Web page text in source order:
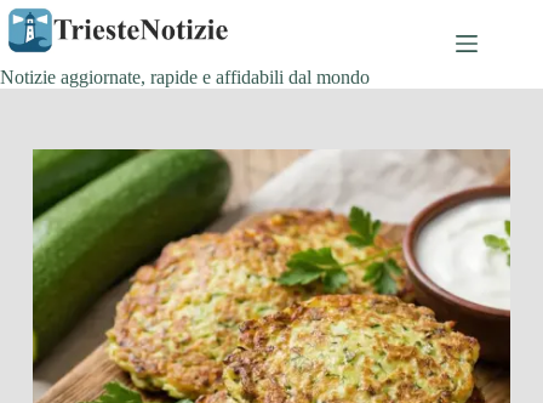
Salta
contenuto
Notizie aggiornate, rapide e affidabili dal mondo